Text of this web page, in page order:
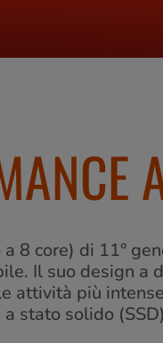
8 core) di 11°
Il suo design
attività più
a stato solido